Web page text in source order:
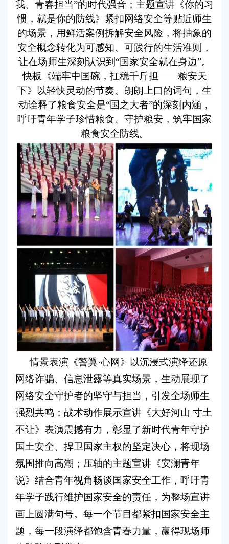
我、青春担当”的时代强音；主题宣讲《你的习
惯，就是你的防线》紧扣网络安全等贴近师生
的场景，用鲜活案例拆解安全风险，将抽象的
安全概念转化为可感知、可践行的生活准则，
让在场师生深刻认识到“国家安全就在身边”。
快板《端牢中国碗，扛稳千斤担——粮安天
下》以轻快灵动的节奏、朗朗上口的词句，生
动诠释了粮食安全是“国之大者”的深刻内涵，
呼吁青年学子珍惜粮食、守护粮安，筑牢国家
粮食安全防线。
情景表演《警翼·心网》以沉浸式演绎还原
网络诈骗、信息泄露等真实场景，生动展现了
网络安全守护者的坚守与担当，引发全场师生
强烈共鸣；战术动作展示宣讲《大好河山 寸土
不让》表演震撼有力，彰显了新时代青年守护
国土安全、捍卫国家主权的坚定决心，将现场
氛围推向高潮；压轴的主题宣讲《安澜青年
说》结合青年视角畅谈国家安全工作，呼吁青
年学子践行维护国家安全的责任，为整场宣讲
画上圆满句号。每一个节目都紧扣国家安全主
题，每一段演绎都饱含青春力量，赢得现场师